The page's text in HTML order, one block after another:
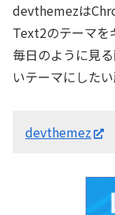
devthemezは
Text2のテーマを
毎日のように見
いテーマにしたい
devthemez